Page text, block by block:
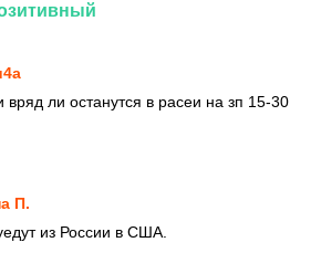
вряд ли останутся в расеи на зп 15-30
П.
из России в США.